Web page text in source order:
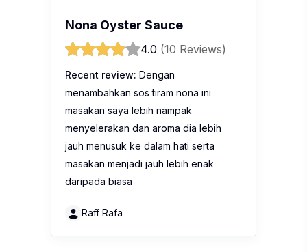
Nona Oyster Sauce
4.0 (10 Reviews)
Recent review: Dengan
menambahkan sos tiram nona ini
masakan saya lebih nampak
menyelerakan dan aroma dia lebih
jauh menusuk ke dalam hati serta
masakan menjadi jauh lebih enak
daripada biasa
Raff Rafa